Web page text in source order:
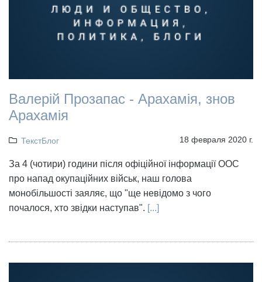
Валерій Прозапас - Арахамія, знов
Арахамія
ТекстБлог 18 февраля 2020 г.
За 4 (чотири) години після офіційної інформації ООС
про напад окупаційних військ, наш голова
монобільшості заяляє, що "ще невідомо з чого
почалося, хто звідки наступав". [...]